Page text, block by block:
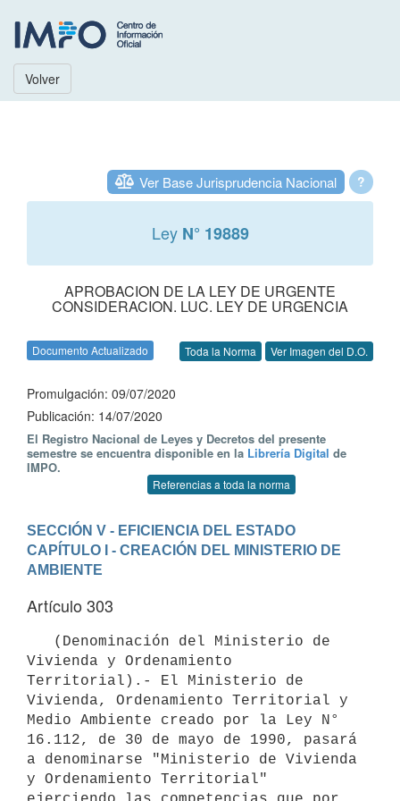
Volver
?
Ver Base Jurisprudencia Nacional
Ley N° 19889
APROBACION DE LA LEY DE URGENTE
CONSIDERACION. LUC. LEY DE URGENCIA
Documento Actualizado Toda la Norma Ver Imagen del D.O.
Promulgación: 09/07/2020
Publicación: 14/07/2020
El Registro Nacional de Leyes y Decretos del presente
semestre se encuentra disponible en la Librería Digital de
IMPO.
Referencias a toda la norma
SECCIÓN V - EFICIENCIA DEL ESTADO
CAPÍTULO I - CREACIÓN DEL MINISTERIO DE
AMBIENTE
Artículo 303
Vivienda y Ordenamiento
Territorial).- El Ministerio de
Vivienda, Ordenamiento Territorial y
Medio Ambiente creado por la Ley N°
16.112, de 30 de mayo de 1990, pasará
a denominarse "Ministerio de Vivienda
y Ordenamiento Territorial"